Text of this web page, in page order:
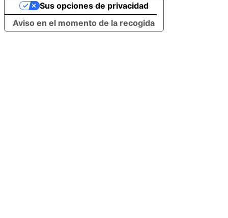
Aviso en el momento de la recogida
Sus opciones de privacidad